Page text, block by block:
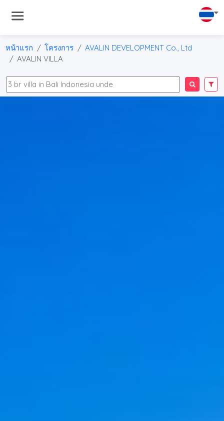
หน้าแรก โครงการ
AVALIN DEVELOPMENT Co., Ltd
AVALIN VILLA